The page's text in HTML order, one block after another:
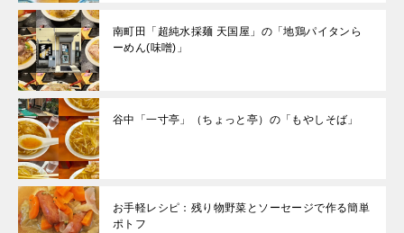
南町田「超純水採麺 天国屋」の「地鶏パイタンら
ーめん(味噌)」
谷中「一寸亭」（ちょっと亭）の「もやしそば」
お手軽レシピ：残り物野菜とソーセージで作る簡単
ポトフ